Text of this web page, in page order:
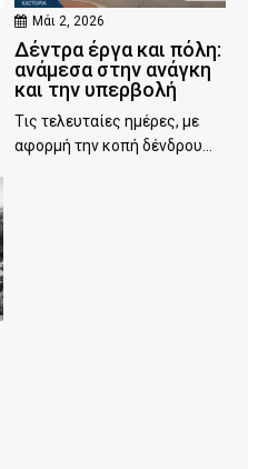
Μάι 2, 2026
Δέντρα έργα και πόλη:
ανάμεσα στην ανάγκη
και την υπερβολή
Τις τελευταίες ημέρες, με
αφορμή την κοπή δένδρου...